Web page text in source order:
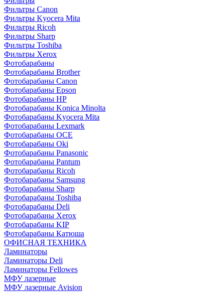
Фильтры Canon
Фильтры Kyocera Mita
Фильтры Ricoh
Фильтры Sharp
Фильтры Toshiba
Фильтры Xerox
Фотобарабаны
Фотобарабаны Brother
Фотобарабаны Canon
Фотобарабаны Epson
Фотобарабаны HP
Фотобарабаны Konica Minolta
Фотобарабаны Kyocera Mita
Фотобарабаны Lexmark
Фотобарабаны OCE
Фотобарабаны Oki
Фотобарабаны Panasonic
Фотобарабаны Pantum
Фотобарабаны Ricoh
Фотобарабаны Samsung
Фотобарабаны Sharp
Фотобарабаны Toshiba
Фотобарабаны Deli
Фотобарабаны Xerox
Фотобарабаны KIP
Фотобарабаны Катюша
ОФИСНАЯ ТЕХНИКА
Ламинаторы
Ламинаторы Deli
Ламинаторы Fellowes
МФУ лазерные
МФУ лазерные Avision